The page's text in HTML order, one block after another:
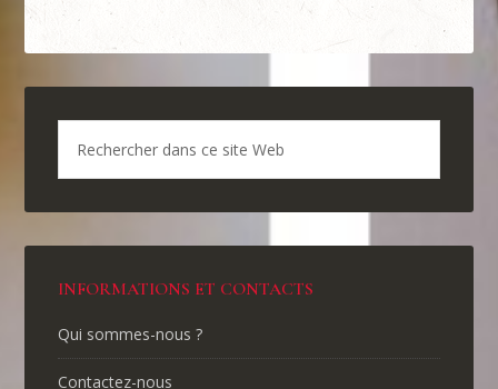
INFORMATIONS ET CONTACTS
Qui sommes-nous ?
Contactez-nous